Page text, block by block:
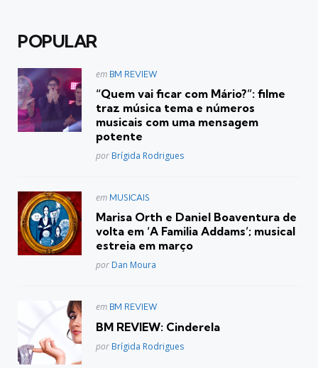
POPULAR
Postado
em BM REVIEW
“Quem vai ficar com Mário?”: filme
traz música tema e números
musicais com uma mensagem
potente
Posted
por Brígida Rodrigues
Postado
em MUSICAIS
Marisa Orth e Daniel Boaventura de
volta em ‘A Familia Addams’; musical
estreia em março
Posted
por Dan Moura
Postado
em BM REVIEW
BM REVIEW: Cinderela
Posted
por Brígida Rodrigues